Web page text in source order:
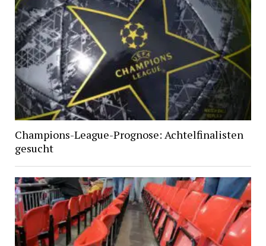
Champions-League-Prognose: Achtelfinalisten
gesucht